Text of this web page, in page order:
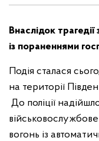
Внаслідок
із пораненнями
Подія сталася
на території
До поліції
вогонь із